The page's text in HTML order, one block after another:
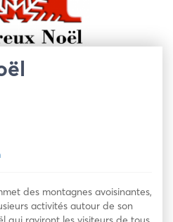
des montagnes avoisinantes,
activités autour de son